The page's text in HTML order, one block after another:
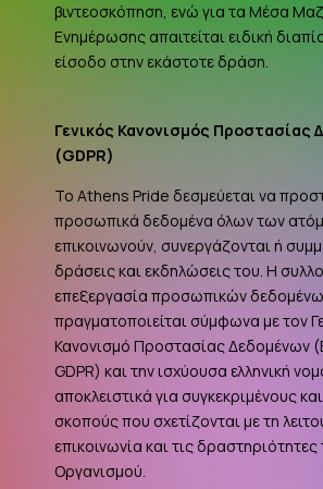
βιντεοσκόπηση, ενώ για τα Μέσα
Ενημέρωσης απαιτείται ειδική
είσοδο στην εκάστοτε δράση.
Γενικός Κανονισμός Προστασίας
(GDPR)
Το Athens Pride δεσμεύεται να
προσωπικά δεδομένα όλων των
επικοινωνούν, συνεργάζονται ή
δράσεις και εκδηλώσεις του. Η
επεξεργασία προσωπικών
πραγματοποιείται σύμφωνα με τον
Κανονισμό Προστασίας Δεδομένων
GDPR) και την ισχύουσα ελληνική
αποκλειστικά για συγκεκριμένους
σκοπούς που σχετίζονται με τη
επικοινωνία και τις δραστηριότητες
Οργανισμού.